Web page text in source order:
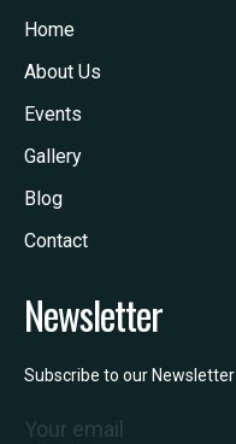
Home
About Us
Events
Gallery
Blog
Contact
Newsletter
Subscribe to our Newsletter
Your email